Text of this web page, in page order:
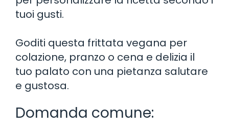
tuoi gusti.
Goditi questa frittata vegana per
colazione, pranzo o cena e delizia il
tuo palato con una pietanza salutare
e gustosa.
Domanda comune: